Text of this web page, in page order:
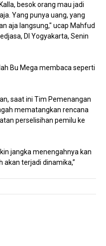
besok orang mau jadi
Yang punya uang, yang
aja langsung," ucap Mahfud
DI Yogyakarta, Senin
Bu Mega membaca seperti
saat ini Tim Pemenangan
mematangkan rencana
perselisihan pemilu ke
jangka menengahnya kan
terjadi dinamika,”